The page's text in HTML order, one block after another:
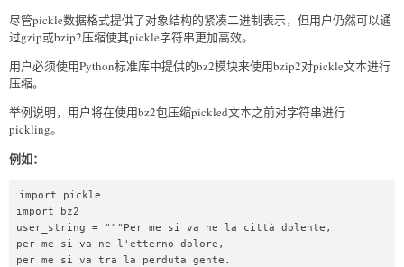
尽管pickle数据格式提供了对象结构的紧凑二进制表示，但用户仍然可以通
过gzip或bzip2压缩使其pickle字符串更加高效。
用户必须使用Python标准库中提供的bz2模块来使用bzip2对pickle文本进行
压缩。
举例说明，用户将在使用bz2包压缩pickled文本之前对字符串进行
pickling。
例如：
import pickle
import bz2
user_string = """Per me si va ne la città dolente,
per me si va ne l'etterno dolore,
per me si va tra la perduta gente.